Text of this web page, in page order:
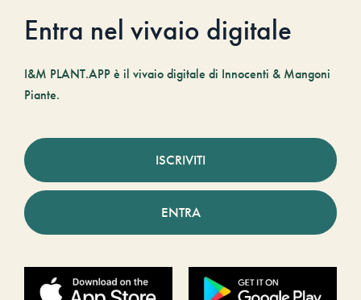
Entra nel vivaio digitale
I&M PLANT.APP è il vivaio digitale di Innocenti & Mangoni
Piante.
ISCRIVITI
ENTRA